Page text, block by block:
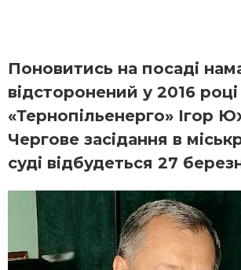
Поновитись на посаді
відсторонений у 2016 році
«Тернопільенерго» Ігор
Чергове засідання в
суді відбудеться 27